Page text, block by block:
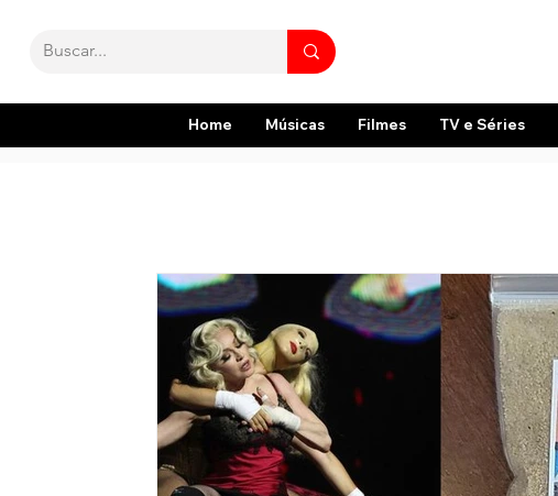
Home Músicas Filmes TV e Séries